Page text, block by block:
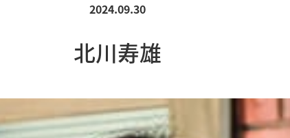
2024.09.30
北川寿雄